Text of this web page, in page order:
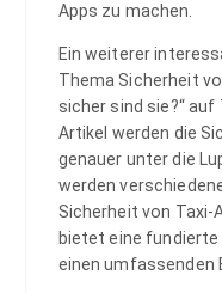
Apps zu machen.
Ein weiterer
Thema Sicherheit
sicher sind sie?“ auf
Artikel werden die
genauer unter die
werden
Sicherheit von Taxi-
bietet eine fundierte
einen umfassenden